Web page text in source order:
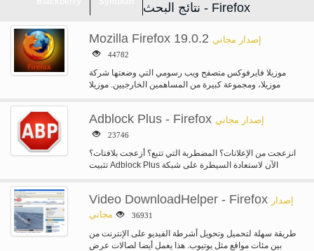
نتائج البحث - Firefox
Mozilla Firefox 19.0.2 إصدار مجاني
44782
موزيلا فايرفوكس متصفح ويب رسومي التي وضعتها شركة
موزيلا، ومجموعة كبيرة من المساهمين الخارجيين. موزيلا
Adblock Plus - Firefox إصدار مجاني
23746
انزعجت من الإعلانات؟ المضطربة التي تتبع؟ أزعجت بلافتات؟
تثبيت Adblock Plus الآن لاستعادة السيطرة على شبكة
Video DownloadHelper - Firefox إصدار
مجاني
36931
طريقة سهلة لتحميل وتحويل أشرطة الفيديو على الإنترنت من
بين مئات مواقع مثل يوتيوب. هذا يعمل أيضا لصالات عرض